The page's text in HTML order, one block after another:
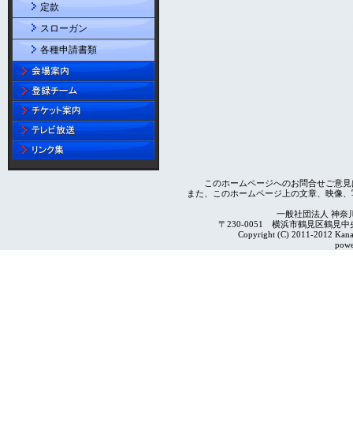
定款
スローガン
各種申請書類
このホームページへのお問合せご意
また、このホームページ上の文章、映像
一般社団法人 神奈
〒230-0051 横浜市鶴見区鶴見
Copyright (C) 2011-2012